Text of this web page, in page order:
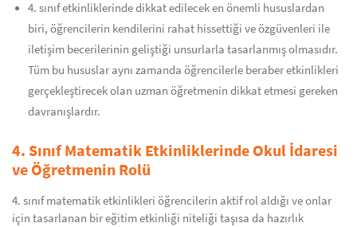
4. sınıf etkinliklerinde dikkat edilecek en önemli hususlardan
biri, öğrencilerin kendilerini rahat hissettiği ve özgüvenleri ile
iletişim becerilerinin geliştiği unsurlarla tasarlanmış olmasıdır.
Tüm bu hususlar aynı zamanda öğrencilerle beraber etkinlikleri
gerçekleştirecek olan uzman öğretmenin dikkat etmesi gereken
davranışlardır.
4. Sınıf Matematik Etkinliklerinde Okul İdaresi
ve Öğretmenin Rolü
4. sınıf matematik etkinlikleri öğrencilerin aktif rol aldığı ve onlar
için tasarlanan bir eğitim etkinliği niteliği taşısa da hazırlık